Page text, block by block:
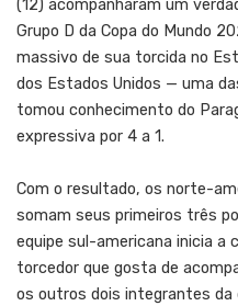
(12) acompanharam um
Grupo D da Copa do Mundo
massivo de sua torcida no
dos Estados Unidos — uma
tomou conhecimento do
expressiva por 4 a 1.
Com o resultado, os norte-
somam seus primeiros três
equipe sul-americana inicia a
torcedor que gosta de
os outros dois integrantes da